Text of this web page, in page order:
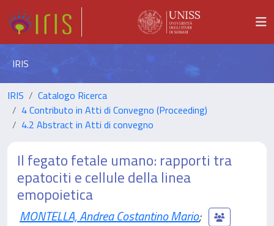
IRIS
IRIS
Catalogo Ricerca
4 Contributo in Atti di Convegno (Proceeding)
4.2 Abstract in Atti di convegno
Il fegato fetale umano: rapporti tra
epatociti e cellule della linea
emopoietica
MONTELLA, Andrea Costantino Mario;